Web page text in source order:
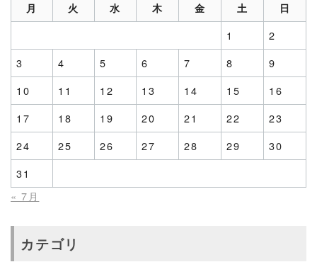
月 火 水 木 金 土 日
1
2
3
4 5 6 7 8
9
10
11 12 13 14 15
16
17
18 19 20 21 22
23
24
25 26 27 28 29
30
31
« 7月
カテゴリ